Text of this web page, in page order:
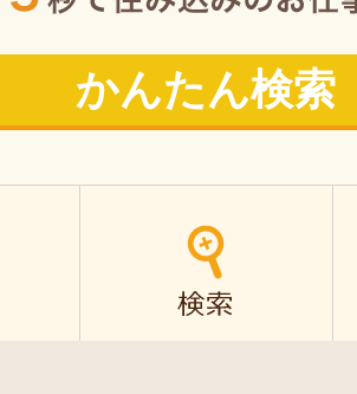
かんたん検索